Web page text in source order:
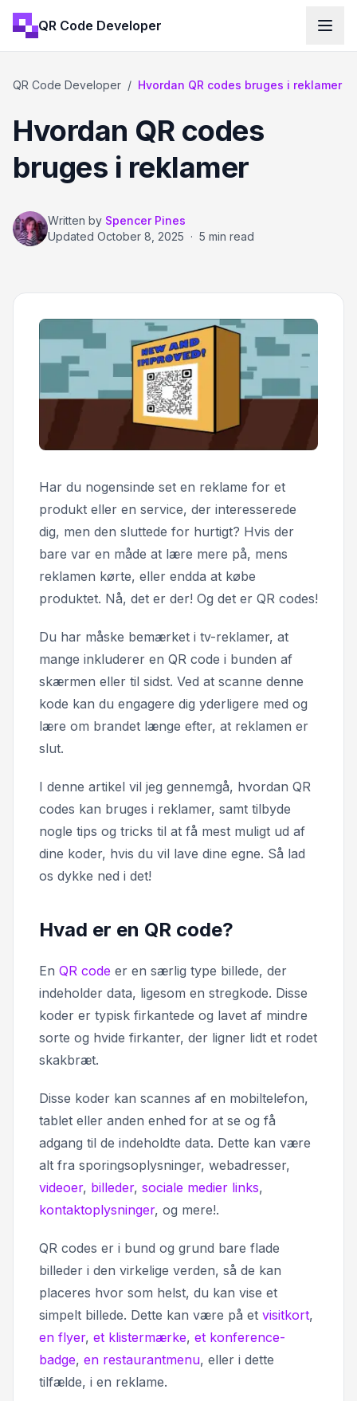
QR Code Developer
QR Code Developer / Hvordan QR codes bruges i reklamer
Hvordan QR codes
bruges i reklamer
Written by Spencer Pines
Updated October 8, 2025 · 5 min read
Har du nogensinde set en reklame for et
produkt eller en service, der interesserede
dig, men den sluttede for hurtigt? Hvis der
bare var en måde at lære mere på, mens
reklamen kørte, eller endda at købe
produktet. Nå, det er der! Og det er QR codes!
Du har måske bemærket i tv-reklamer, at
mange inkluderer en QR code i bunden af
skærmen eller til sidst. Ved at scanne denne
kode kan du engagere dig yderligere med og
lære om brandet længe efter, at reklamen er
slut.
I denne artikel vil jeg gennemgå, hvordan QR
codes kan bruges i reklamer, samt tilbyde
nogle tips og tricks til at få mest muligt ud af
dine koder, hvis du vil lave dine egne. Så lad
os dykke ned i det!
Hvad er en QR code?
En QR code er en særlig type billede, der
indeholder data, ligesom en stregkode. Disse
koder er typisk firkantede og lavet af mindre
sorte og hvide firkanter, der ligner lidt et rodet
skakbræt.
Disse koder kan scannes af en mobiltelefon,
tablet eller anden enhed for at se og få
adgang til de indeholdte data. Dette kan være
alt fra sporingsoplysninger, webadresser,
videoer, billeder, sociale medier links,
kontaktoplysninger, og mere!.
QR codes er i bund og grund bare flade
billeder i den virkelige verden, så de kan
placeres hvor som helst, du kan vise et
simpelt billede. Dette kan være på et visitkort,
en flyer, et klistermærke, et konference-
badge, en restaurantmenu, eller i dette
tilfælde, i en reklame.